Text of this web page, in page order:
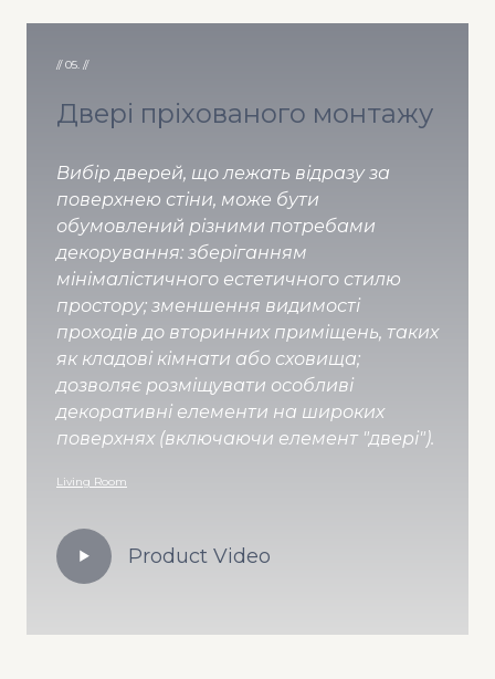
// 05. //
Двері пріхованого монтажу
Вибір дверей, що лежать відразу за
поверхнею стіни, може бути
обумовлений різними потребами
декорування: зберіганням
мінімалістичного естетичного стилю
простору; зменшення видимості
проходів до вторинних приміщень, таких
як кладові кімнати або сховища;
дозволяє розміщувати особливі
декоративні елементи на широких
поверхнях (включаючи елемент "двері").
Living Room
Product Video